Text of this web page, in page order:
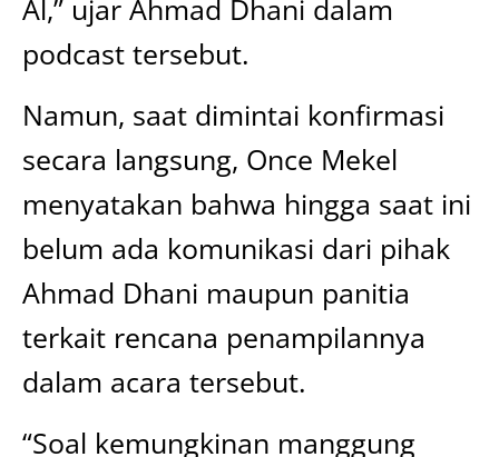
Al,” ujar Ahmad Dhani dalam
podcast tersebut.
Namun, saat dimintai konfirmasi
secara langsung, Once Mekel
menyatakan bahwa hingga saat ini
belum ada komunikasi dari pihak
Ahmad Dhani maupun panitia
terkait rencana penampilannya
dalam acara tersebut.
“Soal kemungkinan manggung